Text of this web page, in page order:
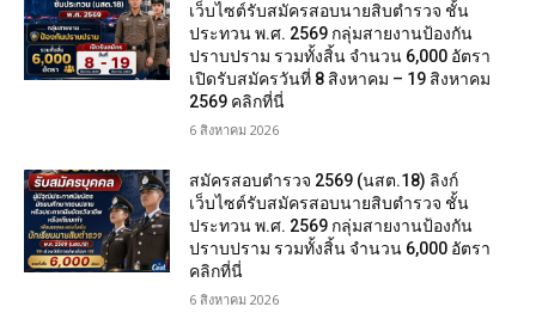
เว็บไซต์รับสมัครสอบนายสิบตำรวจ ชั้น
ประทวน พ.ศ. 2569 กลุ่มสายงานป้องกัน
ปราบปราม รวมทั้งสิ้น จำนวน 6,000 อัตรา
เปิดรับสมัครวันที่ 8 สิงหาคม – 19 สิงหาคม
2569 คลิกที่นี่
6 สิงหาคม 2026
สมัครสอบตํารวจ 2569 (นสต.18) ลิงก์
เว็บไซต์รับสมัครสอบนายสิบตำรวจ ชั้น
ประทวน พ.ศ. 2569 กลุ่มสายงานป้องกัน
ปราบปราม รวมทั้งสิ้น จำนวน 6,000 อัตรา
คลิกที่นี่
6 สิงหาคม 2026